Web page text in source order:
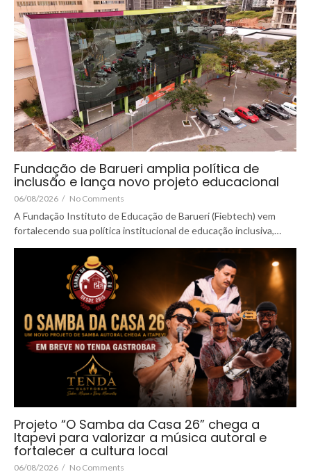
Fundação de Barueri amplia política de
inclusão e lança novo projeto educacional
06/08/2026 / No Comments
A Fundação Instituto de Educação de Barueri (Fiebtech) vem
fortalecendo sua política institucional de educação inclusiva,…
Projeto “O Samba da Casa 26” chega a
Itapevi para valorizar a música autoral e
fortalecer a cultura local
06/08/2026 / No Comments